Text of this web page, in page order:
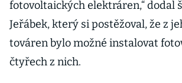
fotovoltaických elektráren,“ dodal
Jeřábek, který si postěžoval, že z
továren bylo možné instalovat
čtyřech z nich.